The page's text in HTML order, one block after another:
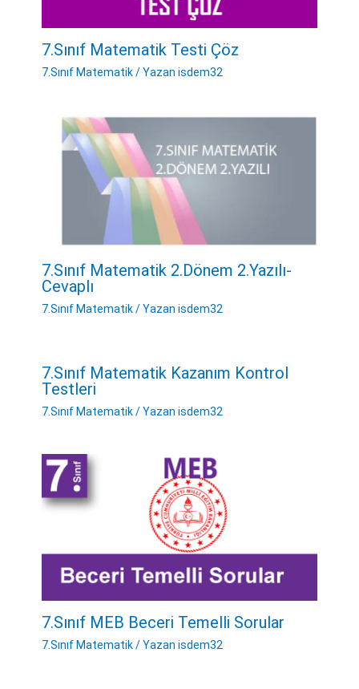
7.Sınıf Matematik Testi Çöz
7.Sınıf Matematik/ Yazan isdem32
7.Sınıf Matematik 2.Dönem 2.Yazılı-
Cevaplı
7.Sınıf Matematik/ Yazan isdem32
7.Sınıf Matematik Kazanım Kontrol
Testleri
7.Sınıf Matematik/ Yazan isdem32
7.Sınıf MEB Beceri Temelli Sorular
7.Sınıf Matematik/ Yazan isdem32